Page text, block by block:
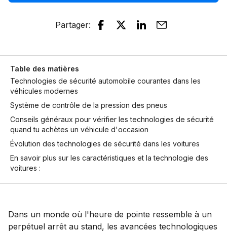
Partager:
Table des matières
Technologies de sécurité automobile courantes dans les
véhicules modernes
Système de contrôle de la pression des pneus
Conseils généraux pour vérifier les technologies de sécurité
quand tu achètes un véhicule d'occasion
Évolution des technologies de sécurité dans les voitures
En savoir plus sur les caractéristiques et la technologie des
voitures :
Dans un monde où l'heure de pointe ressemble à un
perpétuel arrêt au stand, les avancées technologiques